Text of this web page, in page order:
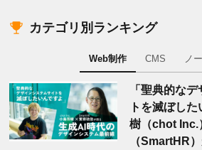
カテゴリ別ランキング
Web制作 CMS ノ
「聖典的な
トを滅ぼし
樹（chot Inc.
（SmartHR